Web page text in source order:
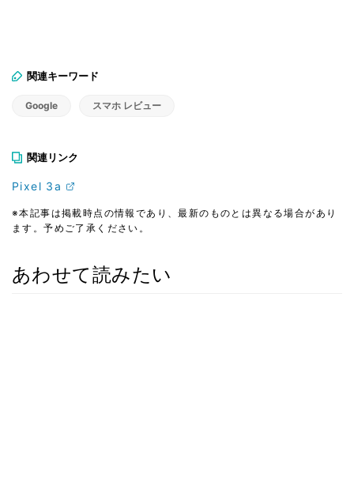
関連キーワード
Google スマホ レビュー
関連リンク
Pixel 3a
※本記事は掲載時点の情報であり、最新のものとは異なる場合があり
ます。予めご了承ください。
あわせて読みたい